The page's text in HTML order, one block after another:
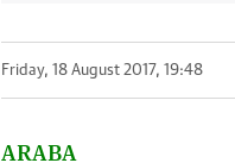
Friday, 18 August 2017, 19:48
ARABA